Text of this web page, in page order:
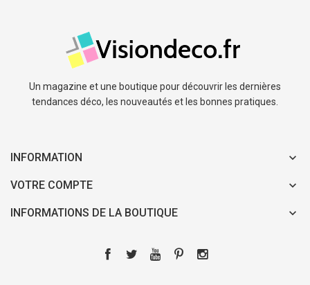
Un magazine et une boutique pour découvrir les dernières
tendances déco, les nouveautés et les bonnes pratiques.
INFORMATION
VOTRE COMPTE
INFORMATIONS DE LA BOUTIQUE